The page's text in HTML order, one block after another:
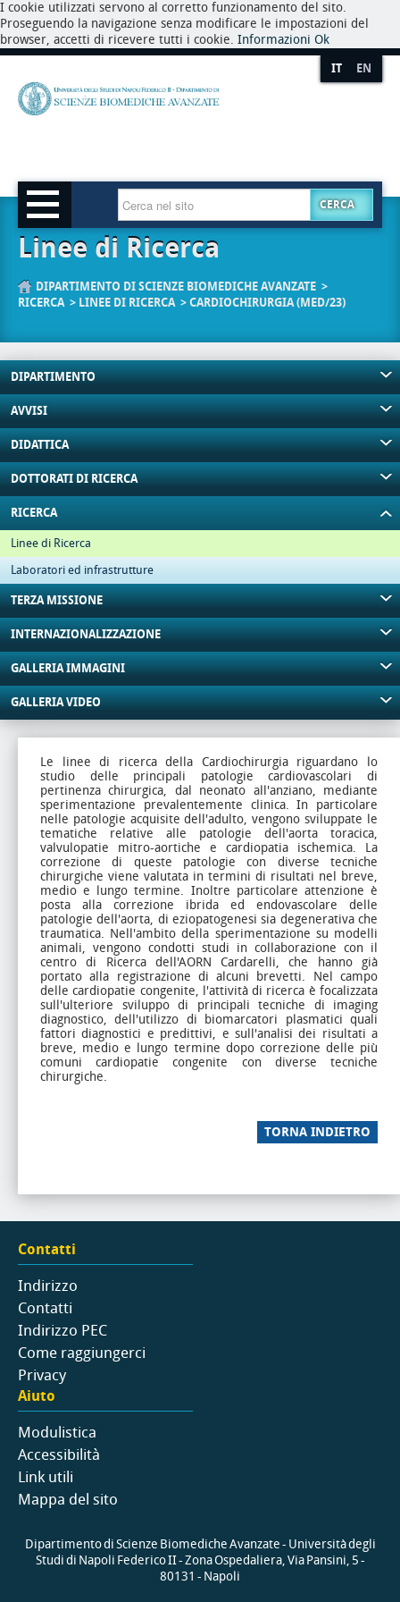
I cookie utilizzati servono al corretto funzionamento del sito.
Proseguendo la navigazione senza modificare le impostazioni del
browser, accetti di ricevere tutti i cookie. Informazioni Ok
IT EN
CERCA
Linee di Ricerca
DIPARTIMENTO DI SCIENZE BIOMEDICHE AVANZATE
RICERCA
LINEE DI RICERCA CARDIOCHIRURGIA (MED/23)
DIPARTIMENTO
AVVISI
DIDATTICA
DOTTORATI DI RICERCA
RICERCA
Linee di Ricerca
Laboratori ed infrastrutture
TERZA MISSIONE
INTERNAZIONALIZZAZIONE
GALLERIA IMMAGINI
GALLERIA VIDEO
Le linee di ricerca della Cardiochirurgia riguardano lo
studio delle principali patologie cardiovascolari di
pertinenza chirurgica, dal neonato all'anziano, mediante
sperimentazione prevalentemente clinica. In particolare
nelle patologie acquisite dell'adulto, vengono sviluppate le
tematiche relative alle patologie dell'aorta toracica,
valvulopatie mitro-aortiche e cardiopatia ischemica. La
correzione di queste patologie con diverse tecniche
chirurgiche viene valutata in termini di risultati nel breve,
medio e lungo termine. Inoltre particolare attenzione è
posta alla correzione ibrida ed endovascolare delle
patologie dell'aorta, di eziopatogenesi sia degenerativa che
traumatica. Nell'ambito della sperimentazione su modelli
animali, vengono condotti studi in collaborazione con il
centro di Ricerca dell'AORN Cardarelli, che hanno già
portato alla registrazione di alcuni brevetti. Nel campo
delle cardiopatie congenite, l'attività di ricerca è focalizzata
sull'ulteriore sviluppo di principali tecniche di imaging
diagnostico, dell'utilizzo di biomarcatori plasmatici quali
fattori diagnostici e predittivi, e sull'analisi dei risultati a
breve, medio e lungo termine dopo correzione delle più
comuni cardiopatie congenite con diverse tecniche
chirurgiche.
TORNA INDIETRO
Contatti
Indirizzo
Contatti
Indirizzo PEC
Come raggiungerci
Privacy
Aiuto
Modulistica
Accessibilità
Link utili
Mappa del sito
Dipartimento di Scienze Biomediche Avanzate - Università degli
Studi di Napoli Federico II - Zona Ospedaliera, Via Pansini, 5 -
80131 - Napoli